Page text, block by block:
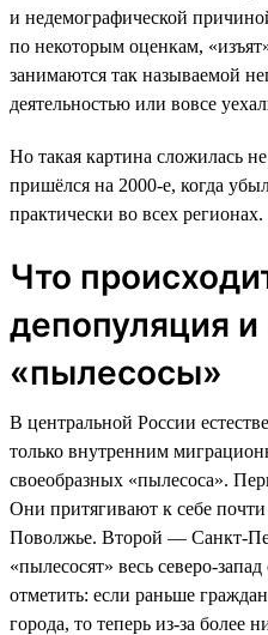
и недемографической
по некоторым оценкам,
занимаются так называемой
деятельностью или вовсе
Но такая картина сложилась
пришёлся на 2000-е, когда
практически во всех регионах.
Что
депопуляция
«пылесосы»
В центральной России
только внутренним
своеобразных «пылесоса».
Они притягивают к себе
Поволжье. Второй — Санкт-
«пылесосят» весь северо-
отметить: если раньше
города, то теперь из-за более